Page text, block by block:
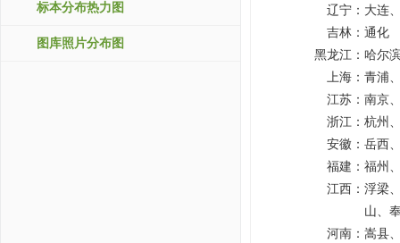
标本分布热力图
图库照片分布图
辽宁： 大连
吉林： 通化
黑龙江： 哈尔
上海： 青浦
江苏： 南京
浙江： 杭州
安徽： 岳西
福建： 福州
江西： 浮梁
山、
河南： 嵩县